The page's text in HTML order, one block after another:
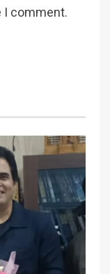
I comment.